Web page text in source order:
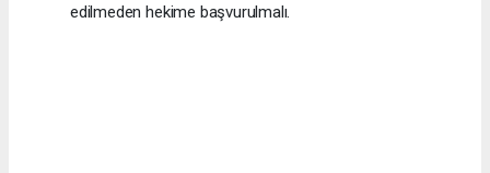
edilmeden hekime başvurulmalı.